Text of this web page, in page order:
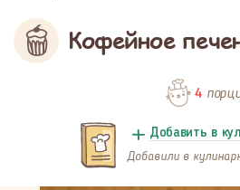
Кофейное
4
Добавить в
Добавили в